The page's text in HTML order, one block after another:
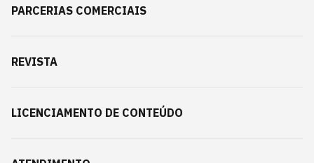
PARCERIAS COMERCIAIS
REVISTA
LICENCIAMENTO DE CONTEÚDO